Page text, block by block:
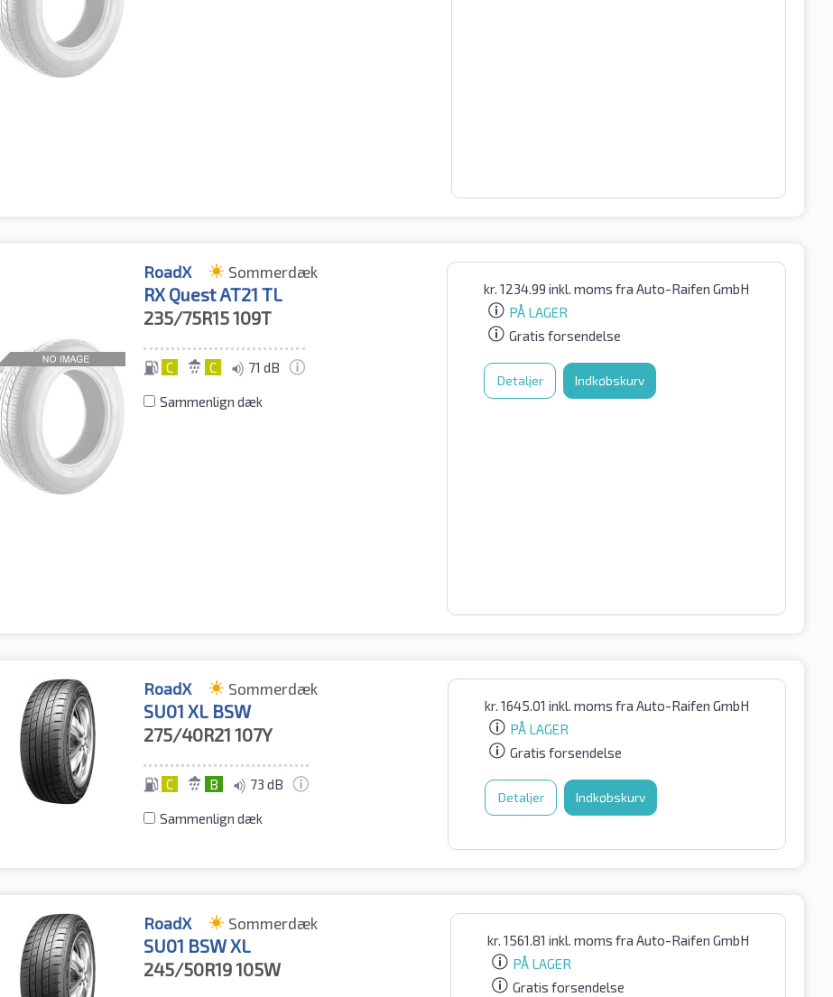
RoadX Sommerdæk
RX Quest AT21 TL
235/75R15109T
C C 71 dB
Sammenlign dæk
kr. 1234.99 inkl. moms fra Auto-Raifen GmbH
PÅ LAGER
Gratis forsendelse
Detaljer Indkøbskurv
RoadX Sommerdæk
SU01 XL BSW
275/40R21 107Y
C B 73 dB
Sammenlign dæk
kr. 1645.01 inkl. moms fra Auto-Raifen GmbH
PÅ LAGER
Gratis forsendelse
Detaljer Indkøbskurv
RoadX Sommerdæk
SU01 BSW XL
245/50R19105W
kr. 1561.81 inkl. moms fra Auto-Raifen GmbH
PÅ LAGER
Gratis forsendelse